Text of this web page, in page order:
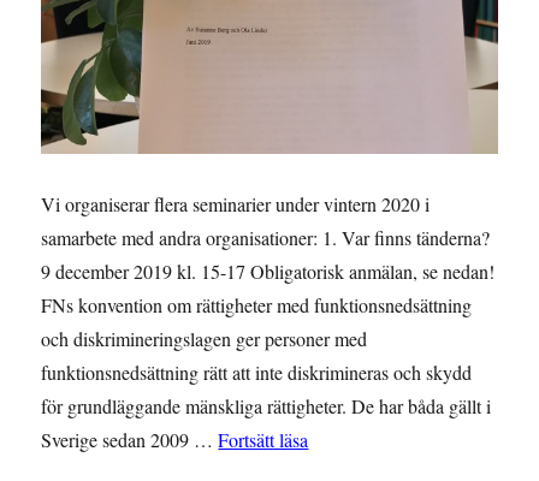
Vi organiserar flera seminarier under vintern 2020 i
samarbete med andra organisationer: 1. Var finns tänderna?
9 december 2019 kl. 15-17 Obligatorisk anmälan, se nedan!
FNs konvention om rättigheter med funktionsnedsättning
och diskrimineringslagen ger personer med
funktionsnedsättning rätt att inte diskrimineras och skydd
för grundläggande mänskliga rättigheter. De har båda gällt i
Sverige sedan 2009 …Fortsätt läsa